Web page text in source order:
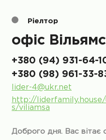
Ріелтор
офіс
+380 (94) 931-64-
+380 (98) 961-33-
lider-4@ukr.net
http://
s/viliamsa
Доброго дня. Вас вітає